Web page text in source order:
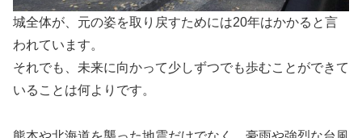
城全体が、元の姿を取り戻すためには20年はかかると言
われています。
それでも、未来に向かって少しずつでも歩むことができて
いることは何よりです。